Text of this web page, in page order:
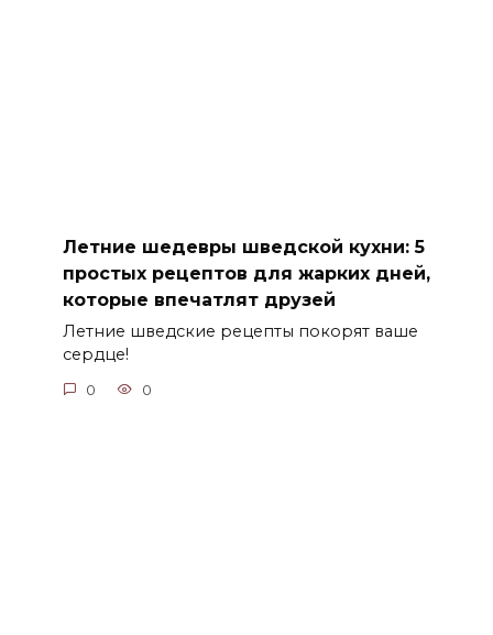
Летние шедевры шведской кухни: 5
простых рецептов для жарких дней,
которые впечатлят друзей
Летние шведские рецепты покорят ваше
сердце!
0 0